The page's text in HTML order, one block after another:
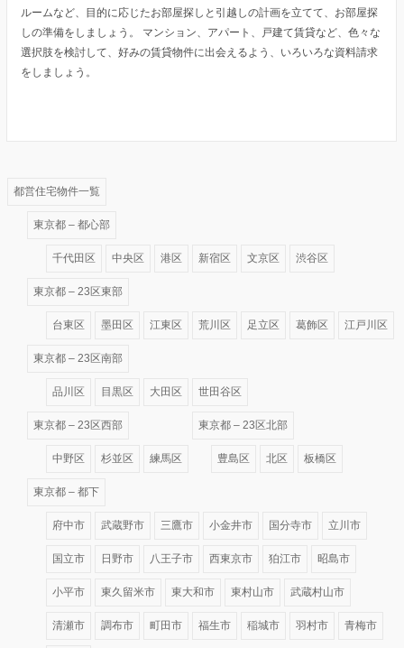
ルームなど、目的に応じたお部屋探しと引越しの計画を立てて、お部屋探
しの準備をしましょう。 マンション、アパート、戸建て賃貸など、色々な
選択肢を検討して、好みの賃貸物件に出会えるよう、いろいろな資料請求
をしましょう。
都営住宅物件一覧
東京都 – 都心部
千代田区 中央区 港区 新宿区 文京区 渋谷区
東京都 – 23区東部
台東区 墨田区 江東区 荒川区 足立区 葛飾区 江戸川区
東京都 – 23区南部
品川区 目黒区 大田区 世田谷区
東京都 – 23区西部
中野区 杉並区 練馬区
東京都 – 23区北部
豊島区 北区 板橋区
東京都 – 都下
府中市 武蔵野市 三鷹市 小金井市 国分寺市 立川市
国立市 日野市 八王子市 西東京市 狛江市 昭島市
小平市 東久留米市 東大和市 東村山市 武蔵村山市
清瀬市 調布市 町田市 福生市 稲城市 羽村市 青梅市